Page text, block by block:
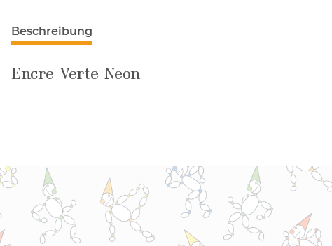
Beschreibung
Encre Verte Neon